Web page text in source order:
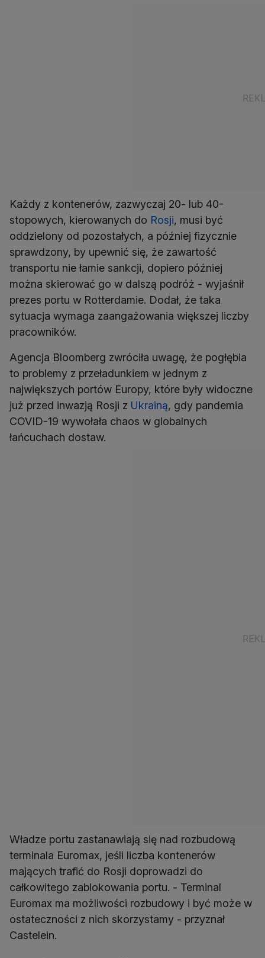
Każdy z kontenerów, zazwyczaj 20- lub 40-
stopowych, kierowanych do Rosji, musi być
oddzielony od pozostałych, a później fizycznie
sprawdzony, by upewnić się, że zawartość
transportu nie łamie sankcji, dopiero później
można skierować go w dalszą podróż - wyjaśnił
prezes portu w Rotterdamie. Dodał, że taka
sytuacja wymaga zaangażowania większej liczby
pracowników.
Agencja Bloomberg zwróciła uwagę, że pogłębia
to problemy z przeładunkiem w jednym z
największych portów Europy, które były widoczne
już przed inwazją Rosji z Ukrainą, gdy pandemia
COVID-19 wywołała chaos w globalnych
łańcuchach dostaw.
Władze portu zastanawiają się nad rozbudową
terminala Euromax, jeśli liczba kontenerów
mających trafić do Rosji doprowadzi do
całkowitego zablokowania portu. - Terminal
Euromax ma możliwości rozbudowy i być może w
ostateczności z nich skorzystamy - przyznał
Castelein.